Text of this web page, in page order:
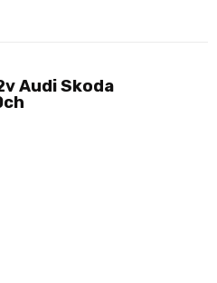
Audi Skoda